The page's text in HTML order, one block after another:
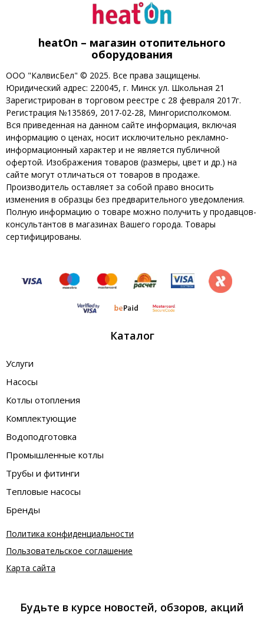
heatOn – магазин отопительного
оборудования
ООО "КалвисБел" © 2025. Все права защищены.
Юридический адрес: 220045, г. Минск ул. Школьная 21
Зарегистрирован в торговом реестре с 28 февраля 2017г.
Регистрация №135869, 2017-02-28, Мингорисполкомом.
Вся приведенная на данном сайте информация, включая
информацию о ценах, носит исключительно рекламно-
информационный характер и не является публичной
офертой. Изображения товаров (размеры, цвет и др.) на
сайте могут отличаться от товаров в продаже.
Производитель оставляет за собой право вносить
изменения в образцы без предварительного уведомления.
Полную информацию о товаре можно получить у продавцов-
консультантов в магазинах Вашего города. Товары
сертифицированы.
Каталог
Услуги
Насосы
Котлы отопления
Комплектующие
Водоподготовка
Промышленные котлы
Трубы и фитинги
Тепловые насосы
Бренды
Политика конфиденциальности
Пользовательское соглашение
Карта сайта
Будьте в курсе новостей, обзоров, акций